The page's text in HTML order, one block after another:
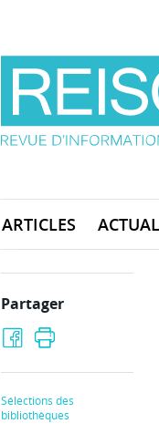
ARTICLES
Partager
Sélections des
bibliothèques